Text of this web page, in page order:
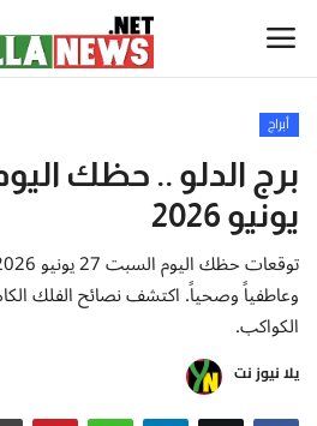
أخبار العالم
أخبار الوطن العربي
سياسة واقتصاد
رياضة
أبراج
يونيو 2026
وعاطفياً وصحياً. اكتشف نصائح الفلك
الكواكب.
يلا نيوز نت